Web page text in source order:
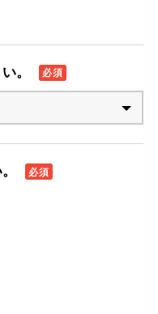
。 必須
必須